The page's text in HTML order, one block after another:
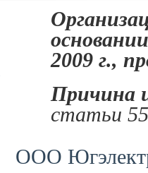
2009 г.,
Причина
статьи
ООО